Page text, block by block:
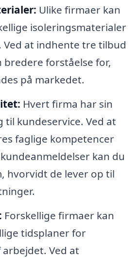
Ulike firmaer kan
isoleringsmaterialer
Ved at indhente tre tilbud
bredere forståelse for,
på markedet.
Hvert firma har sin
til kundeservice. Ved at
faglige kompetencer
kan du
hvorvidt de lever op til
Forskellige firmaer kan
tidsplaner for
Ved at